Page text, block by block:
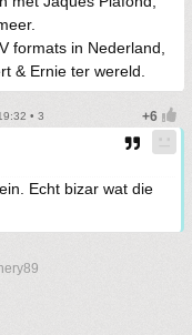
formats in Nederland,
& Ernie ter wereld.
• 3
Echt bizar wat die